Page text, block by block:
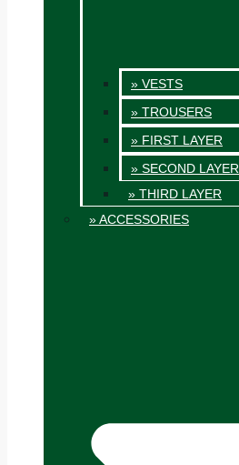
» VESTS
» TROUSERS
» FIRST LAYER
» SECOND LAYER
» THIRD LAYER
» ACCESSORIES